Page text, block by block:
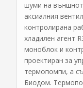
шуми на
аксиалния
контролирана
хладилен агент
моноблок и
проектиран за
термопомпи, а
Биодом.